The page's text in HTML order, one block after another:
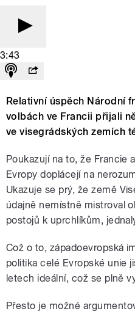
3:43
Relativní úspěch Národní
volbách ve Francii přijali
ve visegrádských zemích
Poukazují na to, že Francie
Evropy doplácejí na
Ukazuje se prý, že země
údajně nemístně mistroval
postojů k uprchlíkům,
Což o to, západoevropská
politika celé Evropské unie
letech ideální, což se plně
Přesto je možné